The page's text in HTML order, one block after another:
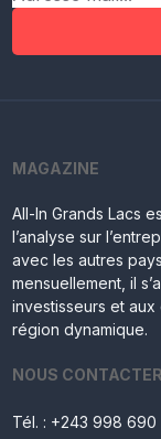
MAGAZINE
All-In Grands Lacs
l’analyse sur
avec les autres
mensuellement, il
investisseurs et
région dynamique.
NOUS CONTACTER
Tél. : +243 998 690